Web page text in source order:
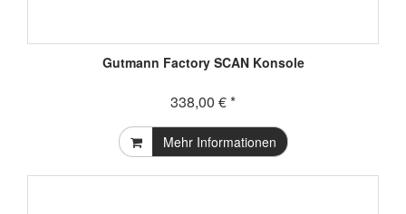
Gutmann Factory SCAN Konsole
338,00 € *
Mehr Informationen